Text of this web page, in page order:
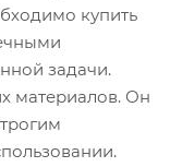
купить
задачи.
материалов. Он